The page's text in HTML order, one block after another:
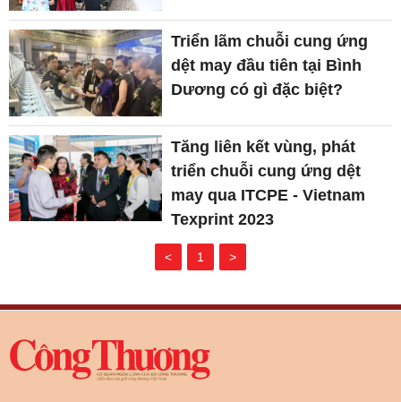
Triển lãm chuỗi cung ứng
dệt may đầu tiên tại Bình
Dương có gì đặc biệt?
Tăng liên kết vùng, phát
triển chuỗi cung ứng dệt
may qua ITCPE - Vietnam
Texprint 2023
< 1 >